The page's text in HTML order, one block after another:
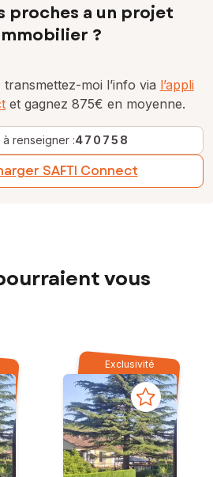
proches a un projet
?
moi l’info via l’appli
et gagnez 875€ en moyenne.
renseigner :470758
SAFTI Connect
vous
Exclusivité